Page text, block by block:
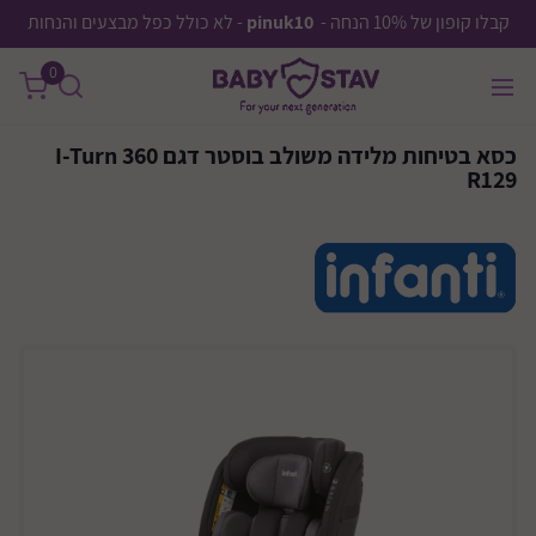
קבלו קופון של 10% הנחה - pinuk10 - לא כולל כפל מבצעים והנחות
0
כסא בטיחות מלידה משולב בוסטר דגם I-Turn 360
R129